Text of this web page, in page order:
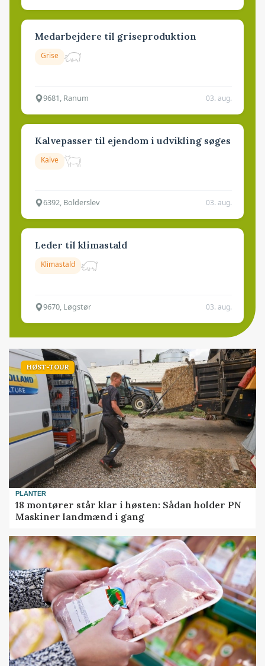
Medarbejdere til griseproduktion
Grise
9681, Ranum 03. aug.
Kalvepasser til ejendom i udvikling søges
Kalve
6392, Bolderslev 03. aug.
Leder til klimastald
Klimastald
9670, Løgstør 03. aug.
HØST-TOUR
PLANTER
18 montører står klar i høsten: Sådan holder PN
Maskiner landmænd i gang